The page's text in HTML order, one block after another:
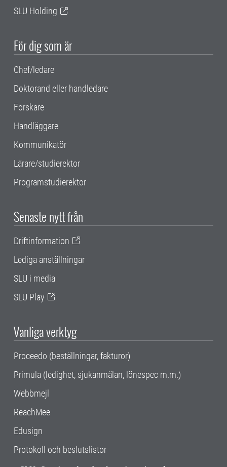
SLU Holding
För dig som är
Chef/ledare
Doktorand eller handledare
Forskare
Handläggare
Kommunikatör
Lärare/studierektor
Programstudierektor
Senaste nytt från
Driftinformation
Lediga anställningar
SLU i media
SLU Play
Vanliga verktyg
Proceedo (beställningar, fakturor)
Primula (ledighet, sjukanmälan, lönespec m.m.)
Webbmejl
ReachMee
Edusign
Protokoll och beslutslistor